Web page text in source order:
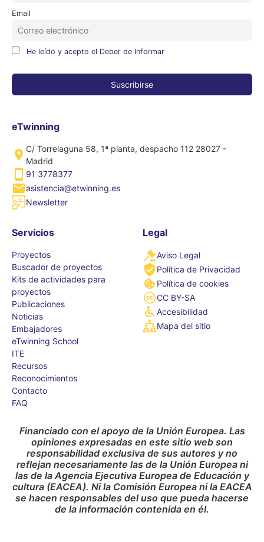
Email
He leído y acepto el Deber de Informar
eTwinning
C/ Torrelaguna 58, 1ª planta, despacho 112 28027 -
Madrid
91 3778377
asistencia@etwinning.es
Newsletter
Servicios
Proyectos
Buscador de proyectos
Kits de actividades para
proyectos
Publicaciones
Noticias
Embajadores
eTwinning School
ITE
Recursos
Reconocimientos
Contacto
FAQ
Legal
Aviso Legal
Política de Privacidad
Política de cookies
CC BY-SA
Accesibilidad
Mapa del sitio
Financiado con el apoyo de la Unión Europea. Las
opiniones expresadas en este sitio web son
responsabilidad exclusiva de sus autores y no
reflejan necesariamente las de la Unión Europea ni
las de la Agencia Ejecutiva Europea de Educación y
cultura (EACEA). Ni la Comisión Europea ni la EACEA
se hacen responsables del uso que pueda hacerse
de la información contenida en él.